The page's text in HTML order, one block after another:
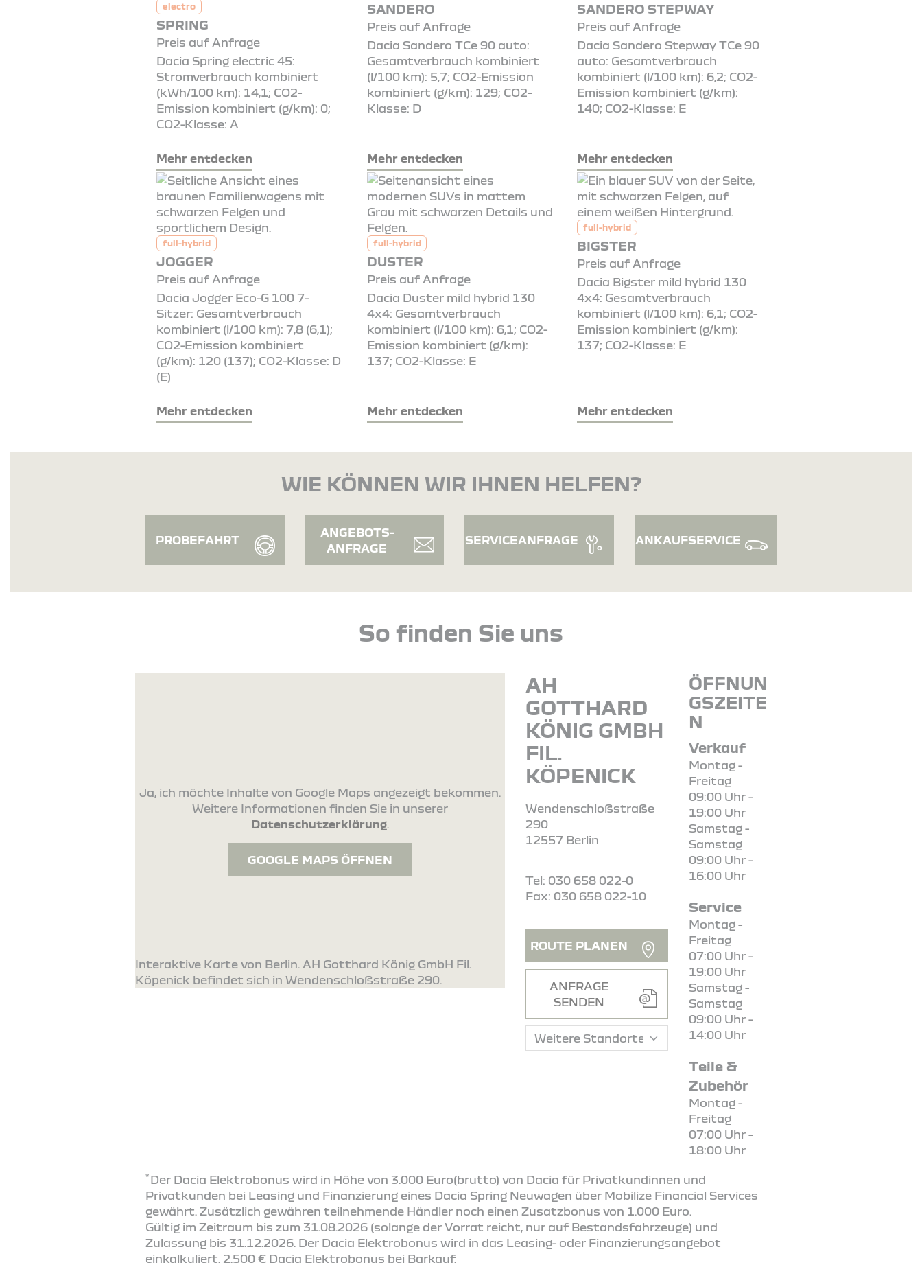
electro
SPRING
Preis auf Anfrage
Dacia Spring electric 45:
Stromverbrauch kombiniert
(kWh/100 km): 14,1; CO2-
Emission kombiniert (g/km): 0;
CO2-Klasse: A
Mehr entdecken
SANDERO
Preis auf Anfrage
Dacia Sandero TCe 90 auto:
Gesamtverbrauch kombiniert
(l/100 km): 5,7; CO2-Emission
kombiniert (g/km): 129; CO2-
Klasse: D
Mehr entdecken
SANDERO STEPWAY
Preis auf Anfrage
Dacia Sandero Stepway TCe 90
auto: Gesamtverbrauch
kombiniert (l/100 km): 6,2; CO2-
Emission kombiniert (g/km):
140; CO2-Klasse: E
Mehr entdecken
full-hybrid
JOGGER
Preis auf Anfrage
Dacia Jogger Eco-G 100 7-
Sitzer: Gesamtverbrauch
kombiniert (l/100 km): 7,8 (6,1);
CO2-Emission kombiniert
(g/km): 120 (137); CO2-Klasse: D
(E)
Mehr entdecken
full-hybrid
DUSTER
Preis auf Anfrage
Dacia Duster mild hybrid 130
4x4: Gesamtverbrauch
kombiniert (l/100 km): 6,1; CO2-
Emission kombiniert (g/km):
137; CO2-Klasse: E
Mehr entdecken
full-hybrid
BIGSTER
Preis auf Anfrage
Dacia Bigster mild hybrid 130
4x4: Gesamtverbrauch
kombiniert (l/100 km): 6,1; CO2-
Emission kombiniert (g/km):
137; CO2-Klasse: E
Mehr entdecken
WIE KÖNNEN WIR IHNEN HELFEN?
PROBEFAHRT
ANGEBOTS-
ANFRAGE
SERVICEANFRAGE ANKAUFSERVICE
So finden Sie uns
Ja, ich möchte Inhalte von Google Maps angezeigt bekommen.
Weitere Informationen finden Sie in unserer
Datenschutzerklärung
GOOGLE MAPS ÖFFNEN
Interaktive Karte von Berlin. AH Gotthard König GmbH Fil.
Köpenick befindet sich in Wendenschloßstraße 290.
AH
GOTTHARD
KÖNIG GMBH
FIL.
KÖPENICK
Wendenschloßstraße
290
12557 Berlin
Tel: 030 658 022-0
Fax: 030 658 022-10
ROUTE PLANEN
ANFRAGE
SENDEN
ÖFFNUN
GSZEITE
N
Verkauf
Montag -
Freitag
09:00 Uhr -
19:00 Uhr
Samstag -
Samstag
09:00 Uhr -
16:00 Uhr
Service
Montag -
Freitag
07:00 Uhr -
19:00 Uhr
Samstag -
Samstag
09:00 Uhr -
14:00 Uhr
Teile &
Zubehör
Montag -
Freitag
07:00 Uhr -
18:00 Uhr
* Der Dacia Elektrobonus wird in Höhe von 3.000 Euro(brutto) von Dacia für Privatkundinnen und
Privatkunden bei Leasing und Finanzierung eines Dacia Spring Neuwagen über Mobilize Financial Services
gewährt. Zusätzlich gewähren teilnehmende Händler noch einen Zusatzbonus von 1.000 Euro.
Gültig im Zeitraum bis zum 31.08.2026 (solange der Vorrat reicht, nur auf Bestandsfahrzeuge) und
Zulassung bis 31.12.2026. Der Dacia Elektrobonus wird in das Leasing- oder Finanzierungsangebot
einkalkuliert. 2.500 € Dacia Elektrobonus bei Barkauf.